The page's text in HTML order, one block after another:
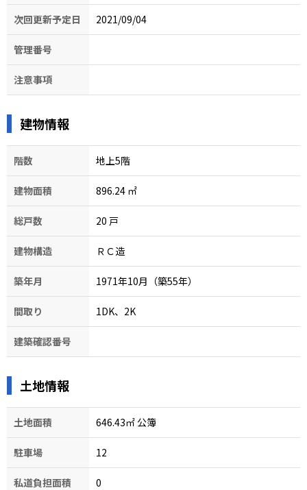
次回更新予定日 2021/09/04
管理番号
注意事項
建物情報
階数 地上5階
建物面積 896.24 ㎡
総戸数 20 戸
建物構造 ＲＣ造
築年月 1971年10月（築55年）
間取り 1DK、2K
建築確認番号
土地情報
土地面積 646.43㎡ 公簿
駐車場 12
私道負担面積 0